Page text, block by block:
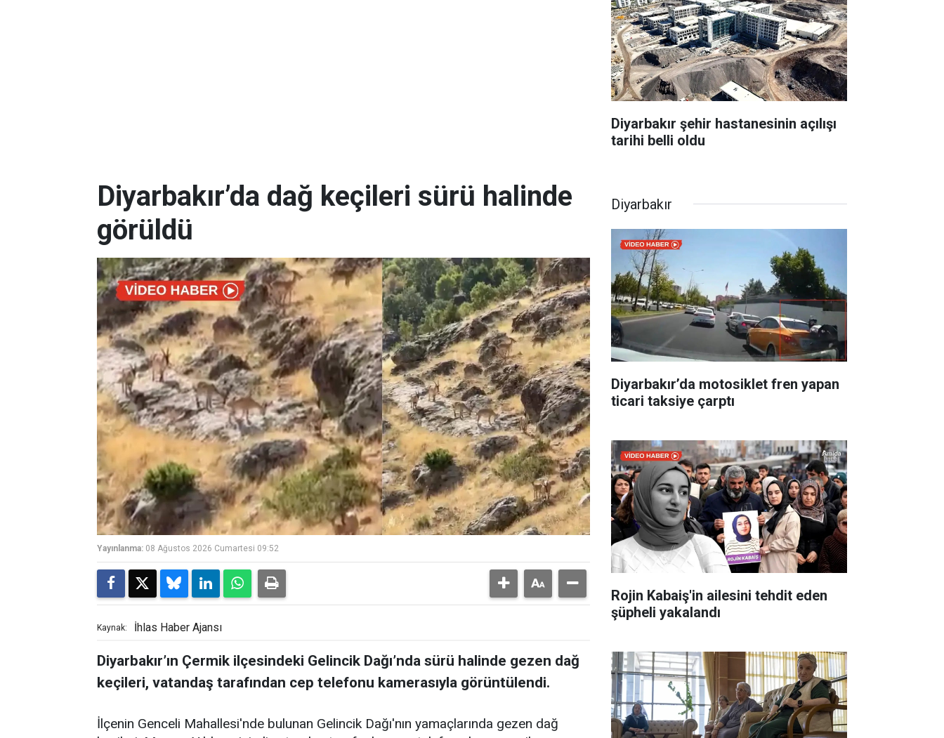
Diyarbakır şehir hastanesinin açılışı
tarihi belli oldu
Diyarbakır’da dağ keçileri sürü halinde
görüldü
Yayınlanma: 08 Ağustos 2026 Cumartesi 09:52
Kaynak: İhlas Haber Ajansı
Diyarbakır’ın Çermik ilçesindeki Gelincik Dağı’nda sürü halinde gezen dağ
keçileri, vatandaş tarafından cep telefonu kamerasıyla görüntülendi.
İlçenin Genceli Mahallesi'nde bulunan Gelincik Dağı'nın yamaçlarında gezen dağ
Diyarbakır
Diyarbakır’da motosiklet fren yapan
ticari taksiye çarptı
Rojin Kabaiş'in ailesini tehdit eden
şüpheli yakalandı